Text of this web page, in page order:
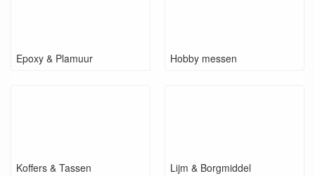
Epoxy & Plamuur Hobby messen
Koffers & Tassen Lijm & Borgmiddel